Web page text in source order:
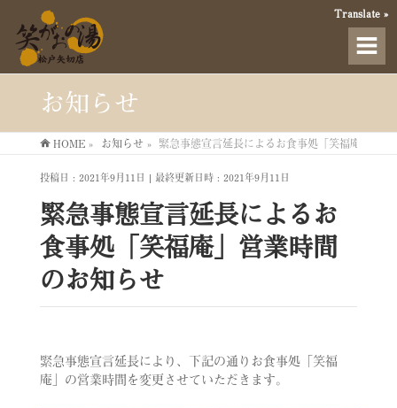
お知らせ
HOME » お知らせ » 緊急事態宣言延長によるお食事処「笑福庵」営
投稿日 : 2021年9月11日 最終更新日時 : 2021年9月11日
緊急事態宣言延長によるお
食事処「笑福庵」営業時間
のお知らせ
緊急事態宣言延長により、下記の通りお食事処「笑福
庵」の営業時間を変更させていただきます。
Translate »